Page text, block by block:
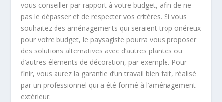
vous conseiller par rapport à votre budget, afin de ne
pas le dépasser et de respecter vos critères. Si vous
souhaitez des aménagements qui seraient trop onéreux
pour votre budget, le paysagiste pourra vous proposer
des solutions alternatives avec d’autres plantes ou
d’autres éléments de décoration, par exemple. Pour
finir, vous aurez la garantie d’un travail bien fait, réalisé
par un professionnel qui a été formé à l’aménagement
extérieur.